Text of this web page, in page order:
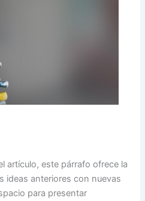
artículo, este párrafo ofrece la
ideas anteriores con nuevas
para presentar